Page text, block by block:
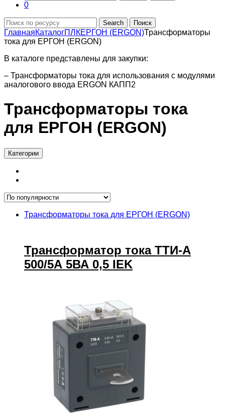
0
Search Поиск
ГлавнаяКаталогПЛКЕРГОН (ERGON)Трансформаторы
тока для ЕРГОН (ERGON)
В каталоге представлены для закупки:
– Трансформаторы тока для использования с модулями
аналогового ввода ERGON КАПП2
Трансформаторы тока
для ЕРГОН (ERGON)
Категории
Трансформаторы тока для ЕРГОН (ERGON)
Трансформатор тока ТТИ-А
500/5А 5ВА 0,5 IEK